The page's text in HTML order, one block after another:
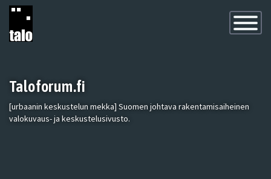
Toggle
Taloforum.fi
[urbaanin keskustelun mekka] Suomen johtava rakentamisaiheinen
valokuvaus- ja keskustelusivusto.